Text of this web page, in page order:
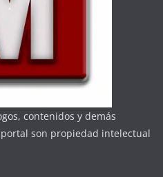
contenidos y demás
son propiedad intelectual